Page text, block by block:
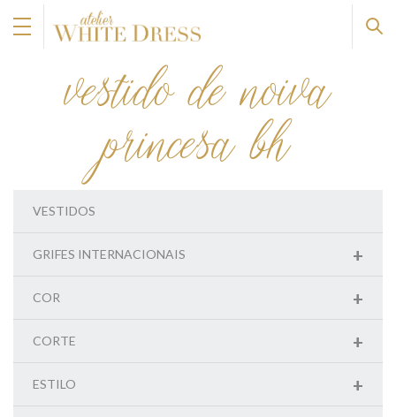
vestido de noiva
princesa bh
VESTIDOS
+
GRIFES INTERNACIONAIS
+
COR
+
CORTE
+
ESTILO